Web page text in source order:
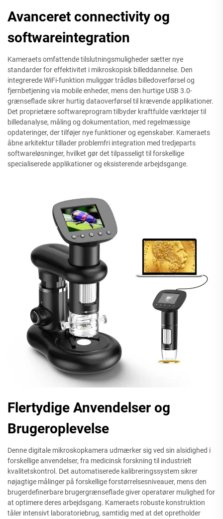
Avanceret connectivity og
softwareintegration
Kameraets omfattende tilslutningsmuligheder sætter nye
standarder for effektivitet i mikroskopisk billeddannelse. Den
integrerede WiFi-funktion muliggør trådløs billedoverførsel og
fjernbetjening via mobile enheder, mens den hurtige USB 3.0-
grænseflade sikrer hurtig dataoverførsel til krævende applikationer.
Det proprietære softwareprogram tilbyder kraftfulde værktøjer til
billedanalyse, måling og dokumentation, med regelmæssige
opdateringer, der tilføjer nye funktioner og egenskaber. Kameraets
åbne arkitektur tillader problemfri integration med tredjeparts
softwareløsninger, hvilket gør det tilpasseligt til forskellige
specialiserede applikationer og eksisterende arbejdsgange.
Flertydige Anvendelser og
Brugeroplevelse
Denne digitale mikroskopkamera udmærker sig ved sin alsidighed i
forskellige anvendelser, fra medicinsk forskning til industrielt
kvalitetskontrol. Det automatiserede kalibreringssystem sikrer
nøjagtige målinger på forskellige forstørrelsesniveauer, mens den
brugerdefinerbare brugergrænseflade giver operatører mulighed for
at optimere deres arbejdsgang. Kameraets robuste konstruktion
tåler intensivt laboratoriebrug, samtidig med at det opretholder